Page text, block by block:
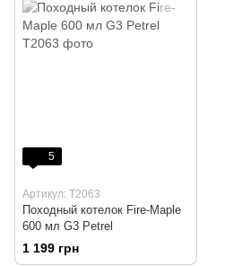
5
Артикул: T2063
Походный котелок Fire-Maple
600 мл G3 Petrel
1 199 грн